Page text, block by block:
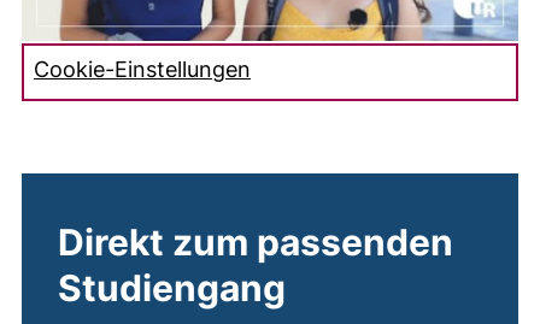
Cookie-Einstellungen
Direkt zum passenden
Studiengang